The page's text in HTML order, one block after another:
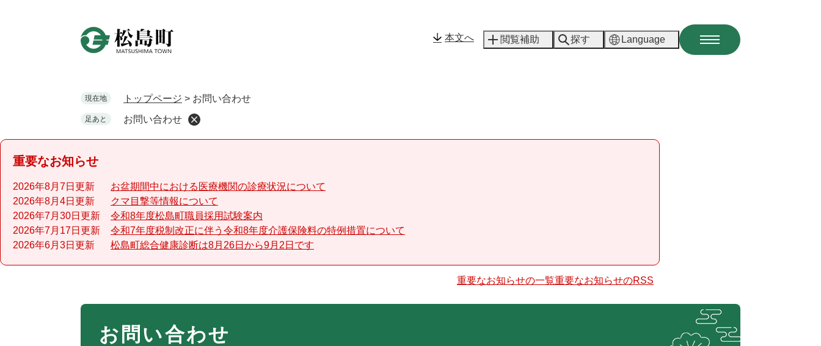
本文へ 閲覧補助 探す Language
現在地 トップページ > お問い合わせ
足あと お問い合わせ
重要なお知らせ
2026年8月7日更新
お盆期間中における医療機関の診療状況について
2026年8月4日更新
クマ目撃等情報について
2026年7月30日更新
令和8年度松島町職員採用試験案内
2026年7月17日更新
令和7年度税制改正に伴う令和8年度介護保険料の特例措置について
2026年6月3日更新
松島町総合健康診断は8月26日から9月2日です
重要なお知らせの一覧重要なお知らせのRSS
お問い合わせ